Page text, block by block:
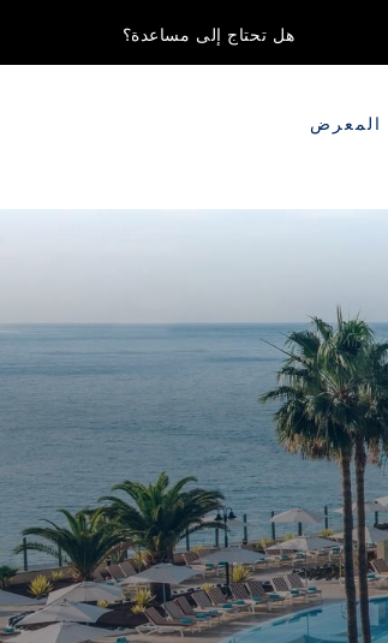
هل تحتاج إلى مساعدة؟
المعرض